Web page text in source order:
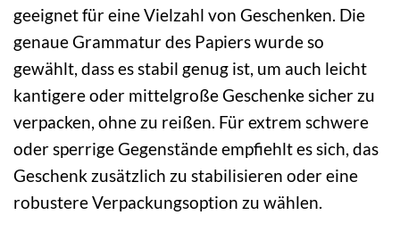
geeignet für eine Vielzahl von Geschenken. Die
genaue Grammatur des Papiers wurde so
gewählt, dass es stabil genug ist, um auch leicht
kantigere oder mittelgroße Geschenke sicher zu
verpacken, ohne zu reißen. Für extrem schwere
oder sperrige Gegenstände empfiehlt es sich, das
Geschenk zusätzlich zu stabilisieren oder eine
robustere Verpackungsoption zu wählen.